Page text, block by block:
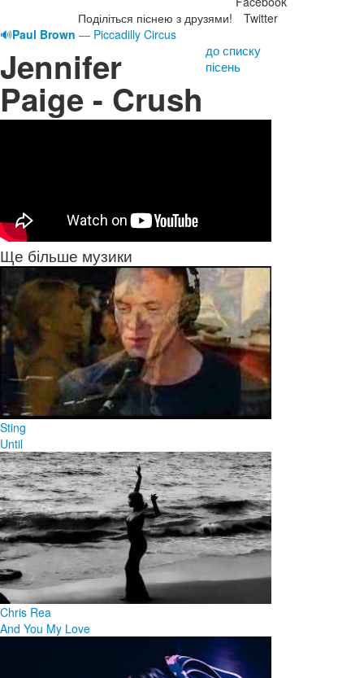
Поділіться піснею з друзями!
Twitter
🔊Paul Brown — Piccadilly Circus
Jennifer
Paige - Crush
до списку
пісень
Ще більше музики
Sting
Until
Chris Rea
And You My Love